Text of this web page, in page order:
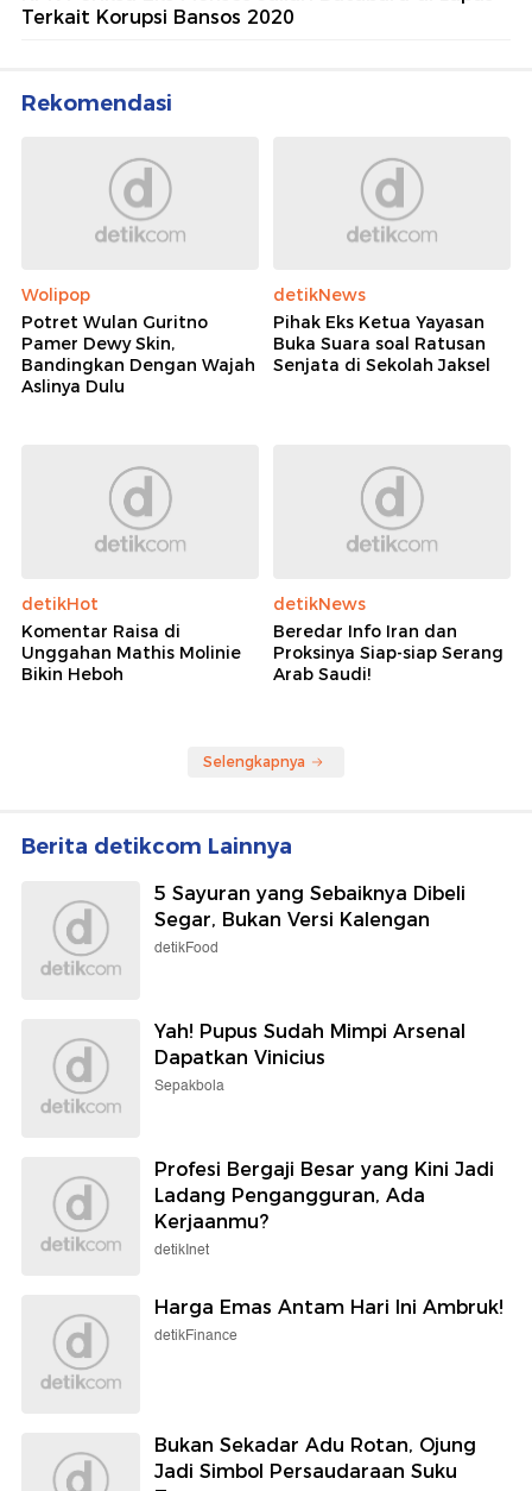
Terkait Korupsi Bansos 2020
Rekomendasi
Wolipop
Potret Wulan Guritno
Pamer Dewy Skin,
Bandingkan Dengan Wajah
Aslinya Dulu
detikNews
Pihak Eks Ketua Yayasan
Buka Suara soal Ratusan
Senjata di Sekolah Jaksel
detikHot
Komentar Raisa di
Unggahan Mathis Molinie
Bikin Heboh
detikNews
Beredar Info Iran dan
Proksinya Siap-siap Serang
Arab Saudi!
Selengkapnya
Berita detikcom Lainnya
5 Sayuran yang Sebaiknya Dibeli
Segar, Bukan Versi Kalengan
detikFood
Yah! Pupus Sudah Mimpi Arsenal
Dapatkan Vinicius
Sepakbola
Profesi Bergaji Besar yang Kini Jadi
Ladang Pengangguran, Ada
Kerjaanmu?
detikInet
Harga Emas Antam Hari Ini Ambruk!
detikFinance
Bukan Sekadar Adu Rotan, Ojung
Jadi Simbol Persaudaraan Suku